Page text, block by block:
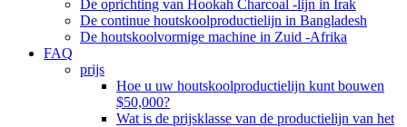
De oprichting van Hookah Charcoal -lijn in Irak
De continue houtskoolproductielijn in Bangladesh
De houtskoolvormige machine in Zuid -Afrika
FAQ
prijs
Hoe u uw houtskoolproductielijn kunt bouwen
$50,000?
Wat is de prijsklasse van de productielijn van het